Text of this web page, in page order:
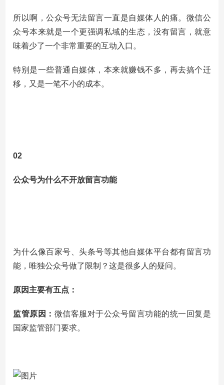
所以啊，公众号无法留言一直是自媒体人的痛。微信公
众号本来就是一个更强调私域的生态，没有留言，就意
味着少了一个非常重要的互动入口。
特别是一些普通自媒体，本来就赚钱不多，再去搞个迁
移，又是一笔不小的成本。
02
公众号为什么不开放留言功能
为什么像百家号、头条号等其他自媒体平台都有留言功
能，唯独公众号做了限制？这是很多人的疑问。
原因主要有五点：
监管原因： 微信客服对于公众号留言功能的统一回复是
国家监管部门要求。